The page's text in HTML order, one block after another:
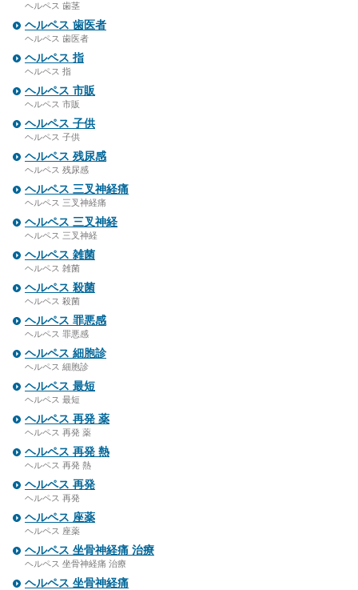
ヘルペス 歯茎
ヘルペス 歯医者
ヘルペス 歯医者
ヘルペス 指
ヘルペス 指
ヘルペス 市販
ヘルペス 市販
ヘルペス 子供
ヘルペス 子供
ヘルペス 残尿感
ヘルペス 残尿感
ヘルペス 三叉神経痛
ヘルペス 三叉神経痛
ヘルペス 三叉神経
ヘルペス 三叉神経
ヘルペス 雑菌
ヘルペス 雑菌
ヘルペス 殺菌
ヘルペス 殺菌
ヘルペス 罪悪感
ヘルペス 罪悪感
ヘルペス 細胞診
ヘルペス 細胞診
ヘルペス 最短
ヘルペス 最短
ヘルペス 再発 薬
ヘルペス 再発 薬
ヘルペス 再発 熱
ヘルペス 再発 熱
ヘルペス 再発
ヘルペス 再発
ヘルペス 座薬
ヘルペス 座薬
ヘルペス 坐骨神経痛 治療
ヘルペス 坐骨神経痛 治療
ヘルペス 坐骨神経痛